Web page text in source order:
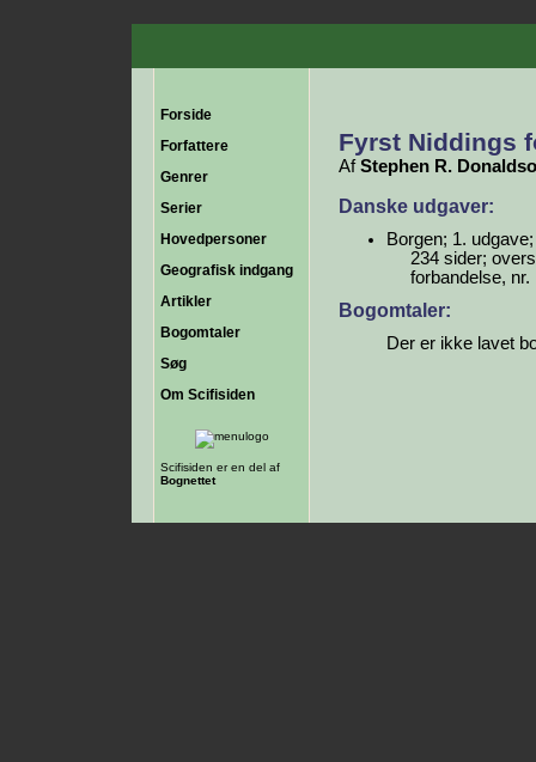
Forside
Forfattere
Genrer
Serier
Hovedpersoner
Geografisk indgang
Artikler
Bogomtaler
Søg
Om Scifisiden
Scifisiden er en del af
Bognettet
Fyrst Niddings
AfStephen R.
Danske udgaver:
Borgen; 1.
234 sider;
forbandelse, nr.
Bogomtaler:
Der er ikke lavet